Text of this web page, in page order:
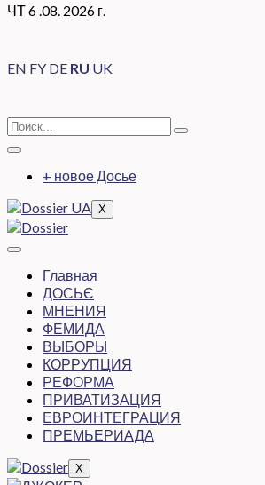
ЧТ 6 .08. 2026 г.
EN FY DE RU UK
+ новое Досье
X
Главная
ДОСЬЄ
МНЕНИЯ
ФЕМИДА
ВЫБОРЫ
КОРРУПЦИЯ
РЕФОРМА
ПРИВАТИЗАЦИЯ
ЕВРОИНТЕГРАЦИЯ
ПРЕМЬЕРИАДА
X